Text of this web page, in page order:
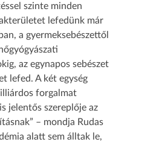
szinte minden
lefedünk már
a gyermeksebészettől
az egynapos sebészet
lefed. A két egység
forgalmat
jelentős szereplője az
– mondja Rudas
alatt sem álltak le,